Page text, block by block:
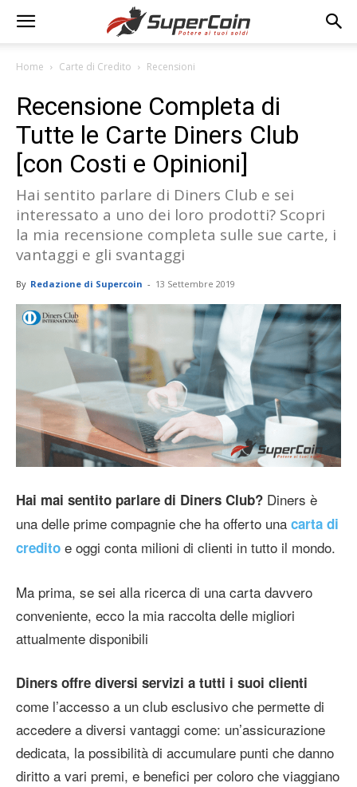
Home Carte di Credito Recensioni
Recensione Completa di
Tutte le Carte Diners Club
[con Costi e Opinioni]
Hai sentito parlare di Diners Club e sei
interessato a uno dei loro prodotti? Scopri
la mia recensione completa sulle sue carte, i
vantaggi e gli svantaggi
By Redazione di Supercoin - 13 Settembre 2019
Hai mai sentito parlare di Diners Club? Diners è
una delle prime compagnie che ha offerto una carta di
credito e oggi conta milioni di clienti in tutto il mondo.
Ma prima, se sei alla ricerca di una carta davvero
conveniente, ecco la mia raccolta delle migliori
attualmente disponibili
Diners offre diversi servizi a tutti i suoi clienti
come l’accesso a un club esclusivo che permette di
accedere a diversi vantaggi come: un’assicurazione
dedicata, la possibilità di accumulare punti che danno
diritto a vari premi, e benefici per coloro che viaggiano